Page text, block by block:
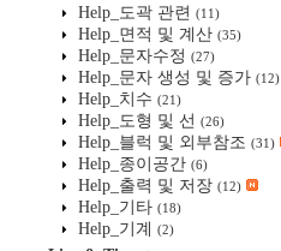
Help_도곽 관련 (11)
Help_면적 및 계산 (35)
Help_문자수정 (27)
Help_문자 생성 및 증가 (12)
Help_치수 (21)
Help_도형 및 선 (26)
Help_블럭 및 외부참조 (31)
Help_종이공간 (6)
Help_출력 및 저장 (12)
Help_기타 (18)
Help_기계 (2)